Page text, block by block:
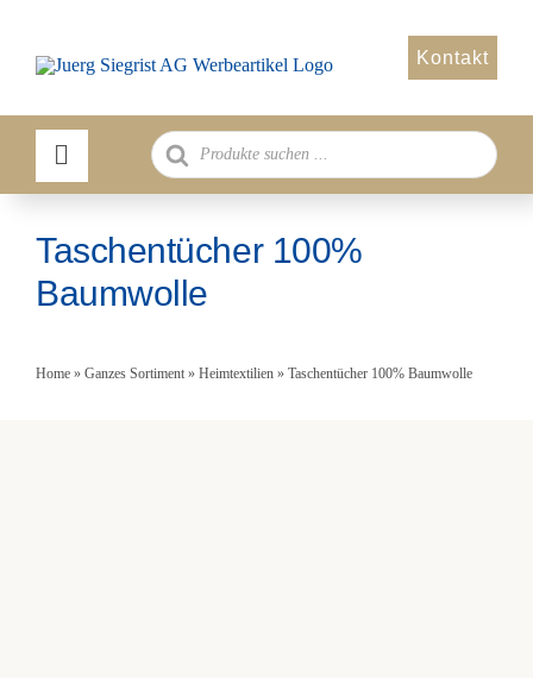
springen
Kontakt
Products
search
Taschentücher 100%
Baumwolle
Home» Ganzes Sortiment» Heimtextilien» Taschentücher 100% Baumwolle